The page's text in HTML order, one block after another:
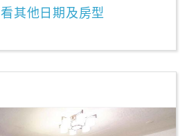
其他日期及房型